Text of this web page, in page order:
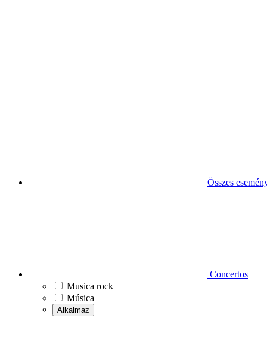
Összes
Concertos
Musica rock
Música
Alkalmaz